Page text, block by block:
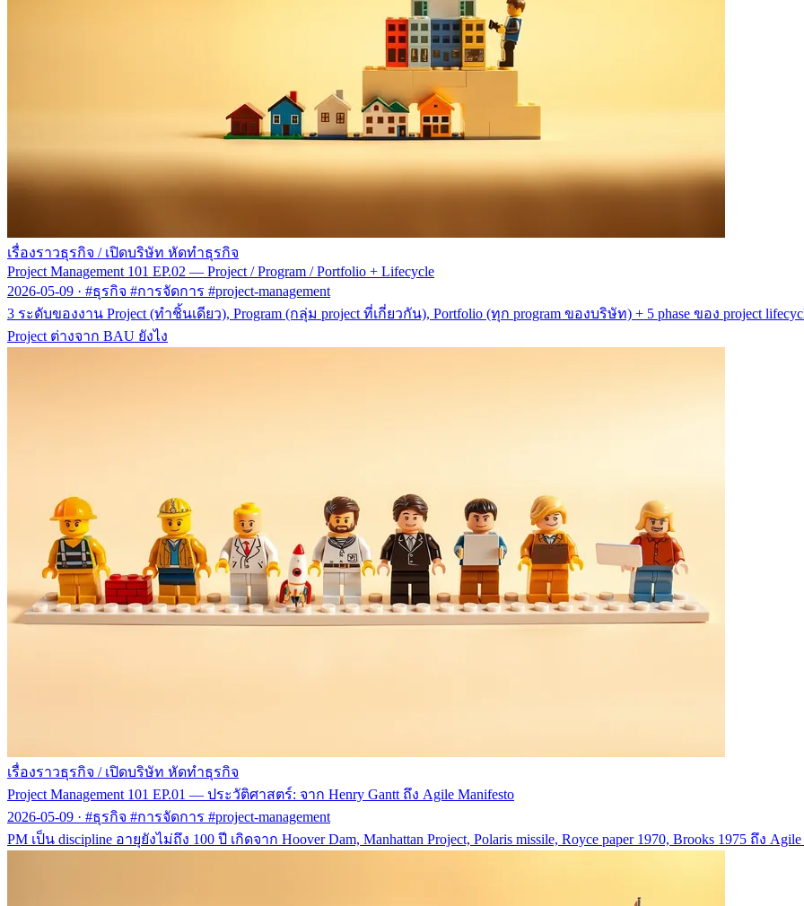
เรื่องราวธุรกิจ / เปิดบริษัท หัดทำธุรกิจ
Project Management 101 EP.02 — Project / Program / Portfolio + Lifecycle
2026-05-09 · #ธุรกิจ #การจัดการ #project-management
3 ระดับของงาน Project (ทำชิ้นเดียว), Program (กลุ่ม project ที่เกี่ยวกัน), Portfolio (ทุก program ของบริษัท) + 5 phase ของ project
Project ต่างจาก BAU ยังไง
เรื่องราวธุรกิจ / เปิดบริษัท หัดทำธุรกิจ
Project Management 101 EP.01 — ประวัติศาสตร์: จาก Henry Gantt ถึง Agile Manifesto
2026-05-09 · #ธุรกิจ #การจัดการ #project-management
PM เป็น discipline อายุยังไม่ถึง 100 ปี เกิดจาก Hoover Dam, Manhattan Project, Polaris missile, Royce paper 1970, Brooks 1975 ถึง